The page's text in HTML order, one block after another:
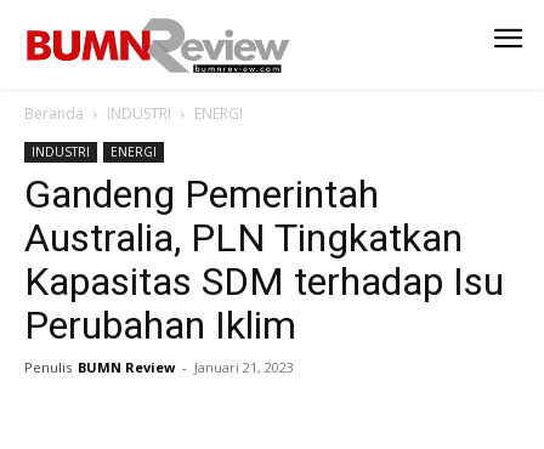
Beranda INDUSTRI ENERGI
INDUSTRI ENERGI
Gandeng Pemerintah
Australia, PLN Tingkatkan
Kapasitas SDM terhadap Isu
Perubahan Iklim
Penulis BUMN Review - Januari 21, 2023